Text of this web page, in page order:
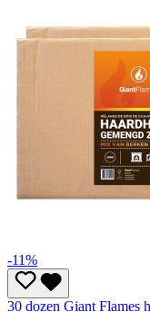
-11%
30 dozen Giant Flames